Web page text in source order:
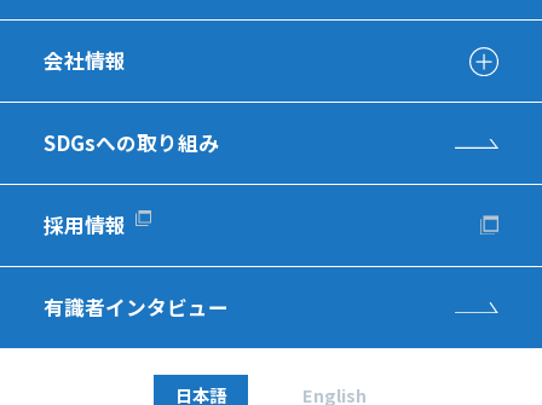
会社情報
SDGsへの取り組み
採用情報
有識者インタビュー
日本語 English